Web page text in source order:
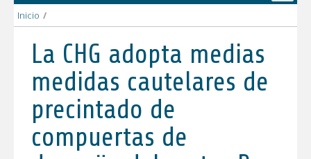
Inicio /
La CHG adopta medias
medidas cautelares de
precintado de
compuertas de